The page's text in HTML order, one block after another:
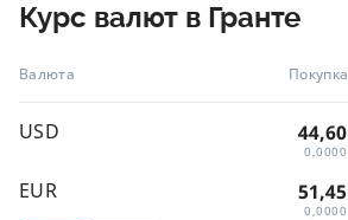
Курс валют в Гранте
Валюта Покупка
USD 44,60
0,0000
EUR 51,45
0,0000